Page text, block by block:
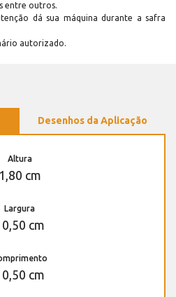
entre outros.
dá sua máquina durante a safra
autorizado.
Desenhos da Aplicação
Altura
1,80 cm
Largura
cm
cm